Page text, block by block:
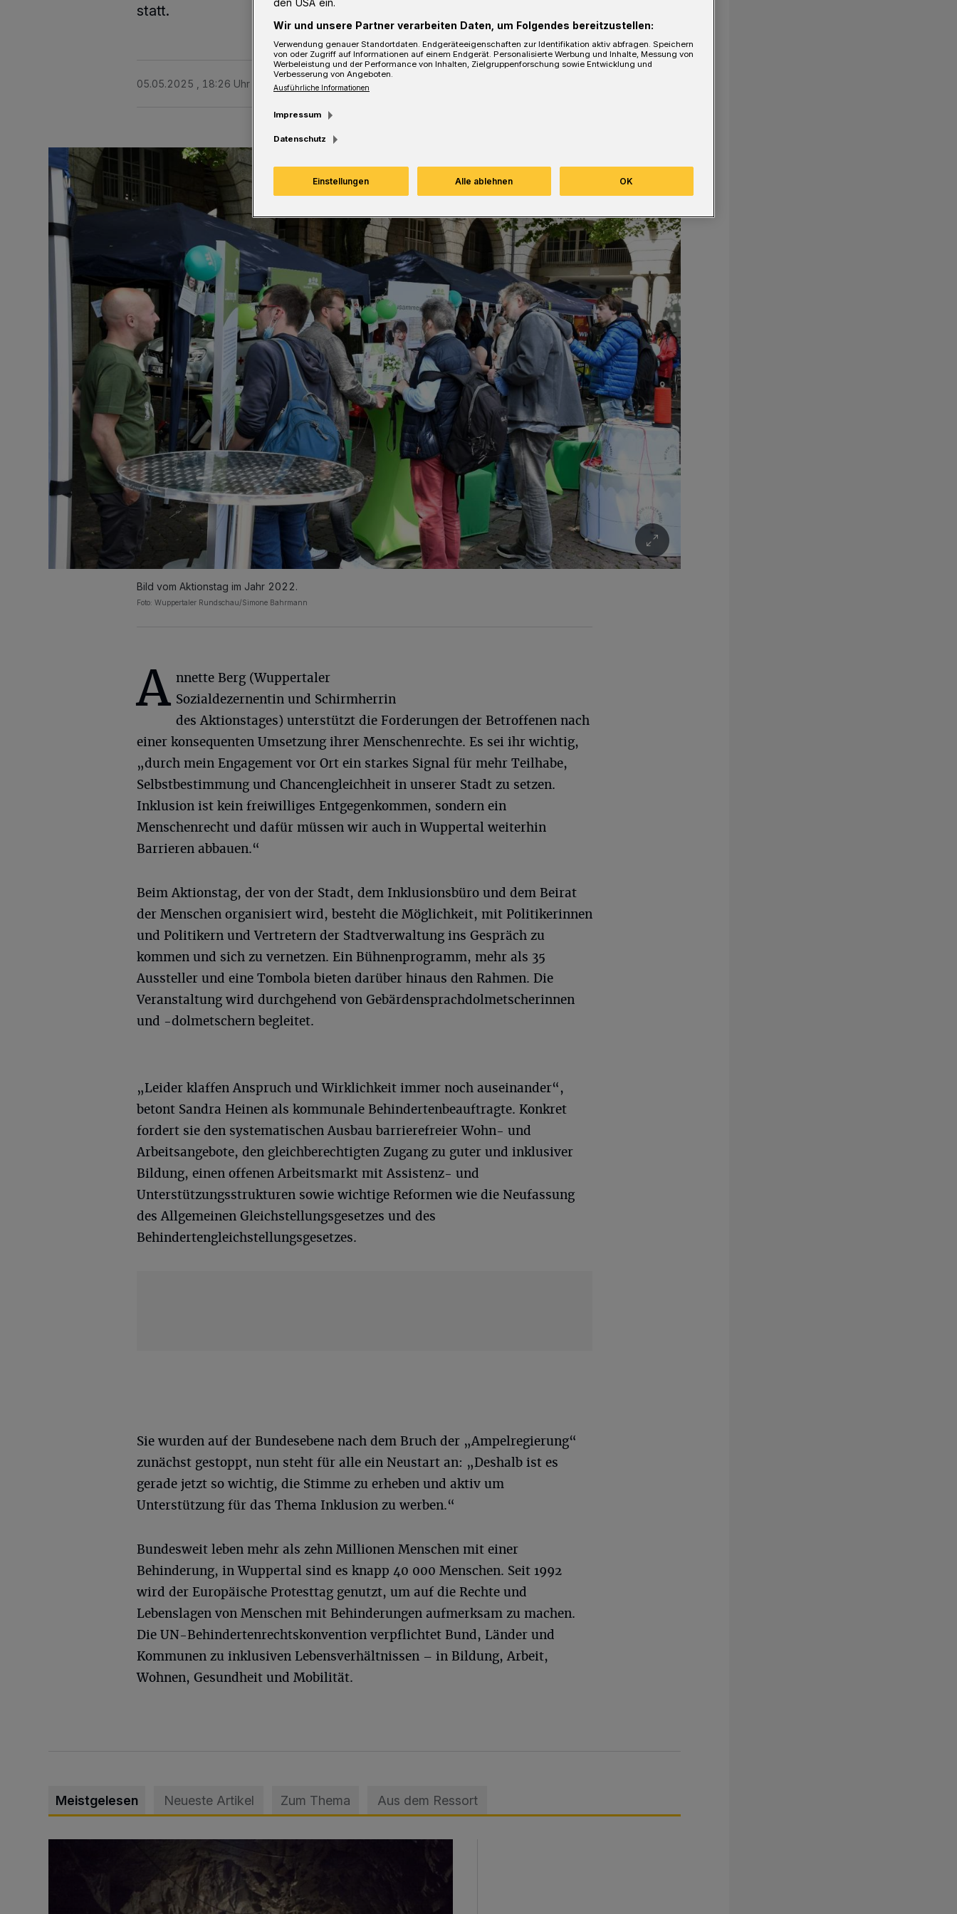
statt.
05.05.2025 , 18:26 Uhr 2 Minuten Lesezeit
Bild vom Aktionstag im Jahr 2022.
Foto: Wuppertaler Rundschau/Simone Bahrmann
A nnette Berg (Wuppertaler
Sozialdezernentin und Schirmherrin
des Aktionstages) unterstützt die Forderungen der Betroffenen nach
einer konsequenten Umsetzung ihrer Menschenrechte. Es sei ihr wichtig,
„durch mein Engagement vor Ort ein starkes Signal für mehr Teilhabe,
Selbstbestimmung und Chancengleichheit in unserer Stadt zu setzen.
Inklusion ist kein freiwilliges Entgegenkommen, sondern ein
Menschenrecht und dafür müssen wir auch in Wuppertal weiterhin
Barrieren abbauen.“
Beim Aktionstag, der von der Stadt, dem Inklusionsbüro und dem Beirat
der Menschen organisiert wird, besteht die Möglichkeit, mit Politikerinnen
und Politikern und Vertretern der Stadtverwaltung ins Gespräch zu
kommen und sich zu vernetzen. Ein Bühnenprogramm, mehr als 35
Aussteller und eine Tombola bieten darüber hinaus den Rahmen. Die
Veranstaltung wird durchgehend von Gebärdensprachdolmetscherinnen
und -dolmetschern begleitet.
„Leider klaffen Anspruch und Wirklichkeit immer noch auseinander“,
betont Sandra Heinen als kommunale Behindertenbeauftragte. Konkret
fordert sie den systematischen Ausbau barrierefreier Wohn- und
Arbeitsangebote, den gleichberechtigten Zugang zu guter und inklusiver
Bildung, einen offenen Arbeitsmarkt mit Assistenz- und
Unterstützungsstrukturen sowie wichtige Reformen wie die Neufassung
des Allgemeinen Gleichstellungsgesetzes und des
Behindertengleichstellungsgesetzes.
Sie wurden auf der Bundesebene nach dem Bruch der „Ampelregierung“
zunächst gestoppt, nun steht für alle ein Neustart an: „Deshalb ist es
gerade jetzt so wichtig, die Stimme zu erheben und aktiv um
Unterstützung für das Thema Inklusion zu werben.“
Bundesweit leben mehr als zehn Millionen Menschen mit einer
Behinderung, in Wuppertal sind es knapp 40 000 Menschen. Seit 1992
wird der Europäische Protesttag genutzt, um auf die Rechte und
Lebenslagen von Menschen mit Behinderungen aufmerksam zu machen.
Die UN-Behindertenrechtskonvention verpflichtet Bund, Länder und
Kommunen zu inklusiven Lebensverhältnissen – in Bildung, Arbeit,
Wohnen, Gesundheit und Mobilität.
Meistgelesen Neueste Artikel Zum Thema Aus dem Ressort
den USA ein.
Wir und unsere Partner verarbeiten Daten, um Folgendes bereitzustellen:
Verwendung genauer Standortdaten. Endgeräteeigenschaften zur Identifikation aktiv abfragen. Speichern
von oder Zugriff auf Informationen auf einem Endgerät. Personalisierte Werbung und Inhalte, Messung von
Werbeleistung und der Performance von Inhalten, Zielgruppenforschung sowie Entwicklung und
Verbesserung von Angeboten.
Ausführliche Informationen
Impressum
Datenschutz
Einstellungen Alle ablehnen OK